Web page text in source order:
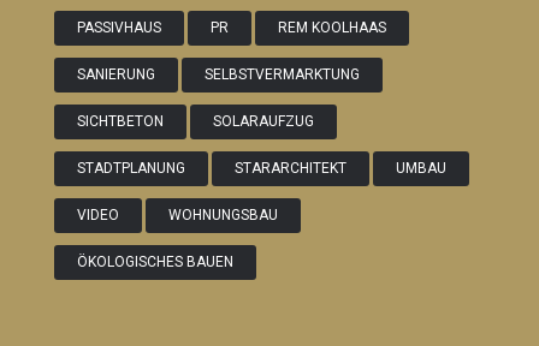
PASSIVHAUS PR REM KOOLHAAS
SANIERUNG SELBSTVERMARKTUNG
SICHTBETON SOLARAUFZUG
STADTPLANUNG STARARCHITEKT UMBAU
VIDEO WOHNUNGSBAU
ÖKOLOGISCHES BAUEN